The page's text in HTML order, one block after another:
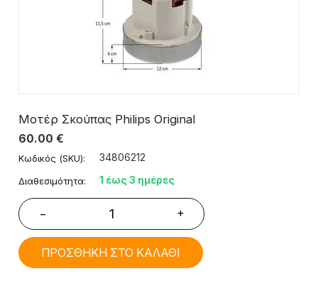
Μοτέρ Σκούπας Philips Original
60.00 €
Κωδικός (SKU): 34806212
Διαθεσιμότητα: 1 έως 3 ημέρες
− +
ΠΡΟΣΘΗΚΗ ΣΤΟ ΚΑΛΑΘΙ